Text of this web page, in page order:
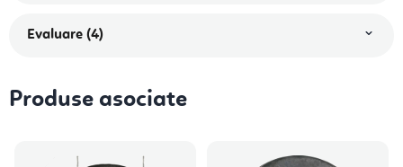
Evaluare (4)
Produse asociate